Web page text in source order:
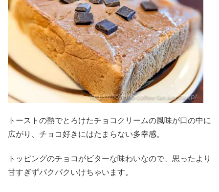
トーストの熱でとろけたチョコクリームの風味が口の中に
広がり、チョコ好きにはたまらない多幸感。
トッピングのチョコがビターな味わいなので、思ったより
甘すぎずパクパクいけちゃいます。